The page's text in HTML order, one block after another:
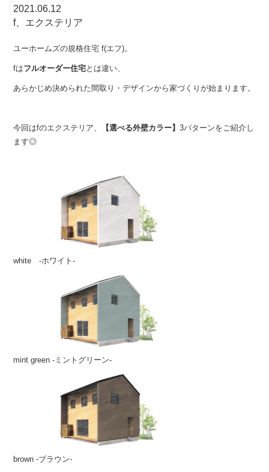
2021.06.12
f、エクステリア
ユーホームズの規格住宅 f(エフ)。
fはフルオーダー住宅とは違い、
あらかじめ決められた間取り・デザインから家づくりが始まります。
今回はfのエクステリア、 【選べる外壁カラー】3パターンをご紹介し
ます◎
white -ホワイト-
mint green -ミントグリーン-
brown -ブラウン-